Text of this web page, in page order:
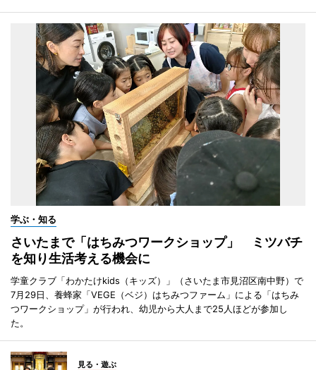
学ぶ・知る
さいたまで「はちみつワークショップ」 ミツバチ
を知り生活考える機会に
学童クラブ「わかたけkids（キッズ）」（さいたま市見沼区南中野）で
7月29日、養蜂家「VEGE（ベジ）はちみつファーム」による「はちみ
つワークショップ」が行われ、幼児から大人まで25人ほどが参加し
た。
見る・遊ぶ